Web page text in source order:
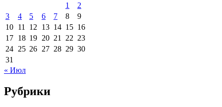
1
2
3
4 5 6 7 8
9
10 11 12 13 14 15 16
17 18 19 20 21 22 23
24 25 26 27 28 29 30
31
« Июл
Рубрики